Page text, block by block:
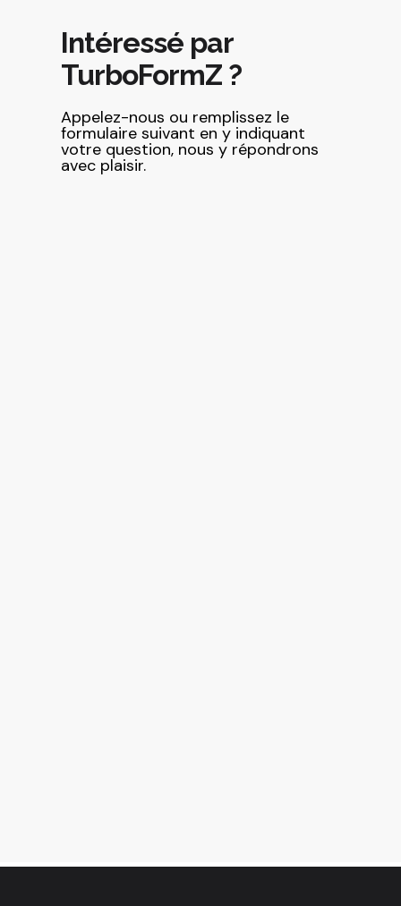
Intéressé par
TurboFormZ ?
Appelez-nous ou remplissez le
formulaire suivant en y indiquant
votre question, nous y répondrons
avec plaisir.